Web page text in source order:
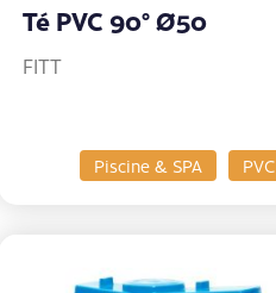
Piscine & SPA PVC
Té PVC 90° Ø50
FITT